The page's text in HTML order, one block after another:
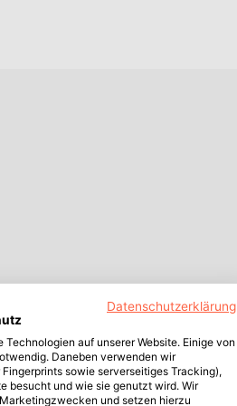
Datenschutzerklärung
auf unserer Website. Einige von
Daneben verwenden wir
sowie serverseitiges Tracking),
besucht und wie sie genutzt wird. Wir
und setzen hierzu